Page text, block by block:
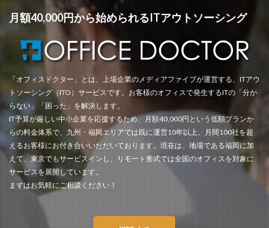
月額40,000円から始められるITアウトソーシング
「オフィスドクター」とは、上場企業のメディアファイブが運営する、ITアウ
トソーシング（ITO）サービスです。お客様のオフィスで発生するITの「分か
らない」「困った」を解決します。
IT予算が厳しい中小企業を応援するため、月額40,000円という低額プランか
らの料金体系で、九州・福岡エリアでは既に運営10年以上、月間100社を超
えるお客様にお付き合いいただいております。現在は、地場である福岡に加
えて、東京でもサービスインし、リモート形式では全国のオフィスを対象に
サービスを展開しています。
まずはお気軽にご相談ください！